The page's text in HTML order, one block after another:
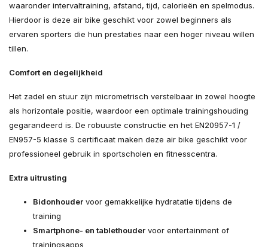
waaronder intervaltraining, afstand, tijd, calorieën en spelmodus.
Hierdoor is deze air bike geschikt voor zowel beginners als
ervaren sporters die hun prestaties naar een hoger niveau willen
tillen.
Comfort en degelijkheid
Het zadel en stuur zijn micrometrisch verstelbaar in zowel hoogte
als horizontale positie, waardoor een optimale trainingshouding
gegarandeerd is. De robuuste constructie en het EN20957-1 /
EN957-5 klasse S certificaat maken deze air bike geschikt voor
professioneel gebruik in sportscholen en fitnesscentra.
Extra uitrusting
Bidonhouder voor gemakkelijke hydratatie tijdens de
training
Smartphone- en tablethouder voor entertainment of
trainingsapps